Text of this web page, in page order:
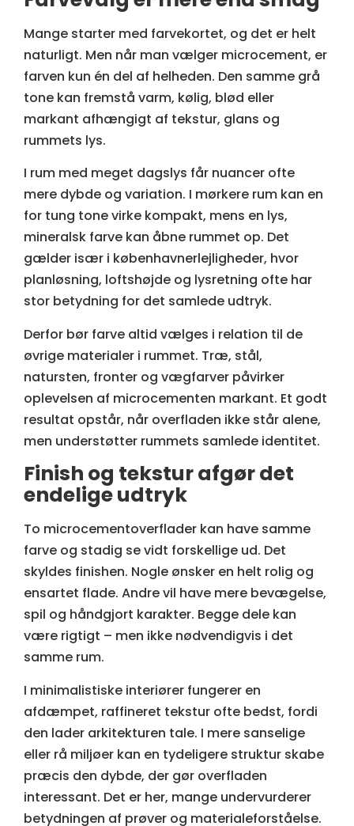
Mange starter med farvekortet, og det er helt
naturligt. Men når man vælger microcement, er
farven kun én del af helheden. Den samme grå
tone kan fremstå varm, kølig, blød eller
markant afhængigt af tekstur, glans og
rummets lys.
I rum med meget dagslys får nuancer ofte
mere dybde og variation. I mørkere rum kan en
for tung tone virke kompakt, mens en lys,
mineralsk farve kan åbne rummet op. Det
gælder især i københavnerlejligheder, hvor
planløsning, loftshøjde og lysretning ofte har
stor betydning for det samlede udtryk.
Derfor bør farve altid vælges i relation til de
øvrige materialer i rummet. Træ, stål,
natursten, fronter og vægfarver påvirker
oplevelsen af microcementen markant. Et godt
resultat opstår, når overfladen ikke står alene,
men understøtter rummets samlede identitet.
Finish og tekstur afgør det
endelige udtryk
To microcementoverflader kan have samme
farve og stadig se vidt forskellige ud. Det
skyldes finishen. Nogle ønsker en helt rolig og
ensartet flade. Andre vil have mere bevægelse,
spil og håndgjort karakter. Begge dele kan
være rigtigt – men ikke nødvendigvis i det
samme rum.
I minimalistiske interiører fungerer en
afdæmpet, raffineret tekstur ofte bedst, fordi
den lader arkitekturen tale. I mere sanselige
eller rå miljøer kan en tydeligere struktur skabe
præcis den dybde, der gør overfladen
interessant. Det er her, mange undervurderer
betydningen af prøver og materialeforståelse.